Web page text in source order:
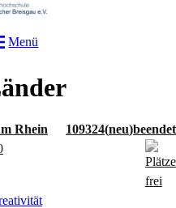
Menü
Rhein 109324 neu